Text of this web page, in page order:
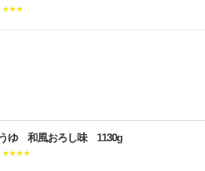
★★★
ゆ 和風おろし味 1130g
★★★★